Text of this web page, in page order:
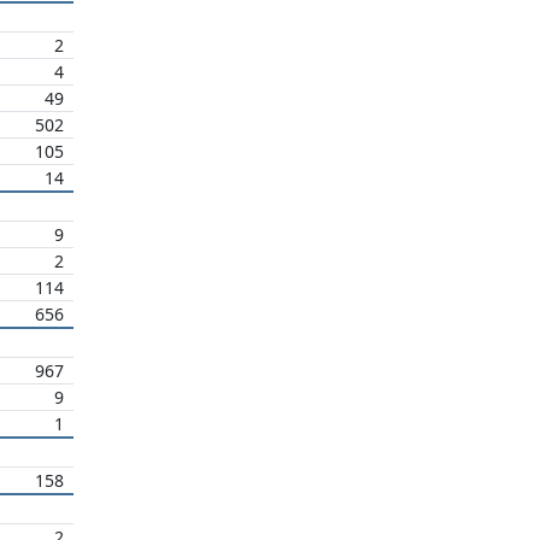
2
4
49
502
105
14
9
2
114
656
967
9
1
158